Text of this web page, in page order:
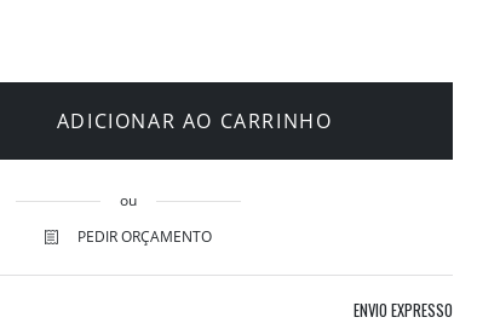
ADICIONAR AO CARRINHO
ou
PEDIR ORÇAMENTO
ENVIO EXPRESSO